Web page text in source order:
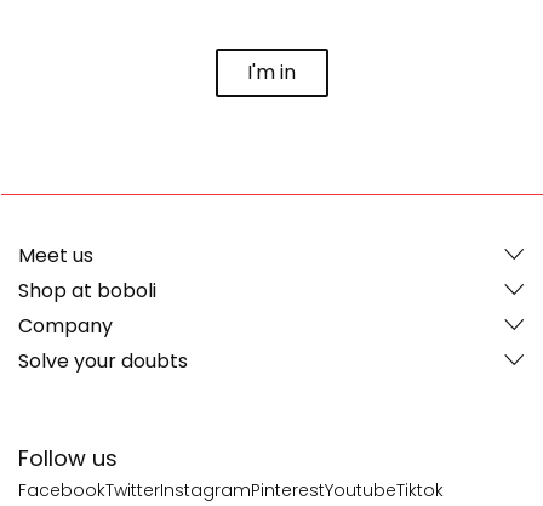
I'm in
Follow us
FacebookTwitterInstagramPinterestYoutubeTiktok
Meet us
Shop at boboli
Company
Solve your doubts